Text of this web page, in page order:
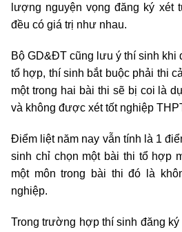
lượng nguyện vọng đăng ký xét
đều có giá trị như nhau.
Bộ GD&ĐT cũng lưu ý thí sinh khi
tổ hợp, thí sinh bắt buộc phải thi
một trong hai bài thi sẽ bị coi là
và không được xét tốt nghiệp
Điểm liệt năm nay vẫn tính là 1
sinh chỉ chọn một bài thi tổ hợp
một môn trong bài thi đó là
nghiệp.
Trong trường hợp thí sinh đăng